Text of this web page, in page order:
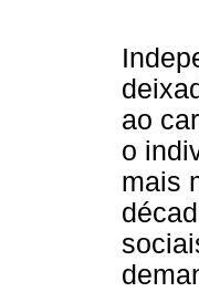
ao
o
mais